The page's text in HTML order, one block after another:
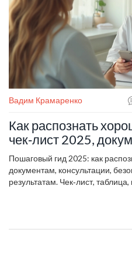
Вадим Крамаренко
Как распознать
чек‑лист 2025,
красные флаги
Пошаговый гид 2025: как
документам, консультации,
результатам. Чек‑лист,